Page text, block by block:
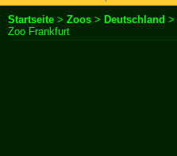
Startseite > Zoos > Deutschland >
Zoo Frankfurt